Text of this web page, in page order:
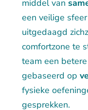
middel van
een veilige
uitgedaagd
comfortzone te
team een
gebaseerd op
fysieke
gesprekken.